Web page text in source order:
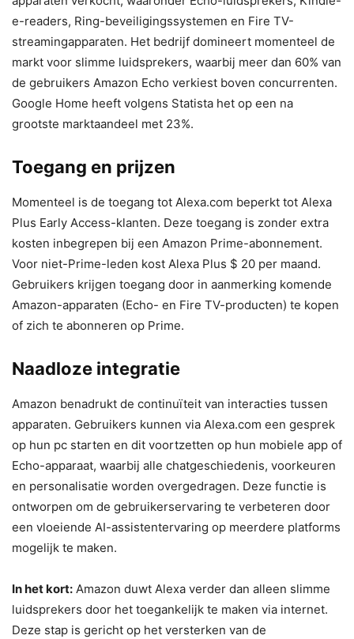
e-readers, Ring-beveiligingssystemen en Fire TV-
streamingapparaten. Het bedrijf domineert momenteel de
markt voor slimme luidsprekers, waarbij meer dan 60% van
de gebruikers Amazon Echo verkiest boven concurrenten.
Google Home heeft volgens Statista het op een na
grootste marktaandeel met 23%.
Toegang en prijzen
Momenteel is de toegang tot Alexa.com beperkt tot Alexa
Plus Early Access-klanten. Deze toegang is zonder extra
kosten inbegrepen bij een Amazon Prime-abonnement.
Voor niet-Prime-leden kost Alexa Plus $ 20 per maand.
Gebruikers krijgen toegang door in aanmerking komende
Amazon-apparaten (Echo- en Fire TV-producten) te kopen
of zich te abonneren op Prime.
Naadloze integratie
Amazon benadrukt de continuïteit van interacties tussen
apparaten. Gebruikers kunnen via Alexa.com een ​​gesprek
op hun pc starten en dit voortzetten op hun mobiele app of
Echo-apparaat, waarbij alle chatgeschiedenis, voorkeuren
en personalisatie worden overgedragen. Deze functie is
ontworpen om de gebruikerservaring te verbeteren door
een vloeiende AI-assistentervaring op meerdere platforms
mogelijk te maken.
In het kort: Amazon duwt Alexa verder dan alleen slimme
luidsprekers door het toegankelijk te maken via internet.
Deze stap is gericht op het versterken van de